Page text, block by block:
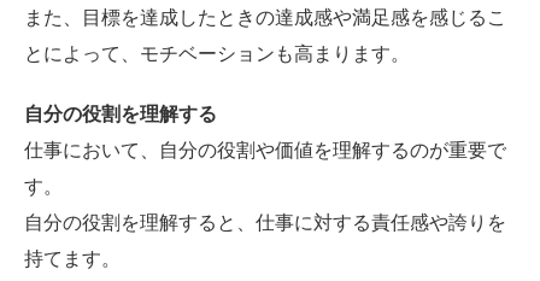
また、目標を達成したときの達成感や満足感を感じるこ
とによって、モチベーションも高まります。
自分の役割を理解する
仕事において、自分の役割や価値を理解するのが重要で
す。
自分の役割を理解すると、仕事に対する責任感や誇りを
持てます。